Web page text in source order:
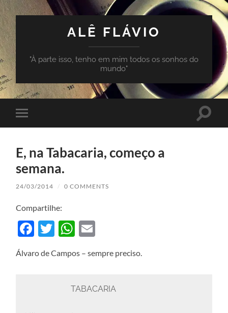
ALÊ FLÁVIO
"À parte isso, tenho em mim todos os sonhos do
mundo"
Toggle
mobile
Toggle
E, na Tabacaria, começo a
semana.
24/03/2014 / 0 COMMENTS
Compartilhe:
Facebook
TwitterWhatsApp
Álvaro de Campos – sempre preciso.
TABACARIA